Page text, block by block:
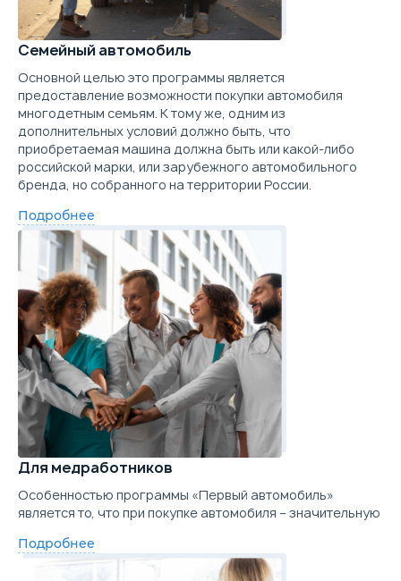
Trade-in
Семейный автомобиль
Основной целью это программы является
предоставление возможности покупки автомобиля
многодетным семьям. К тому же, одним из
дополнительных условий должно быть, что
приобретаемая машина должна быть или какой-либо
российской марки, или зарубежного автомобильного
бренда, но собранного на территории России.
Подробнее
Для медработников
Особенностью программы «Первый автомобиль»
является то, что при покупке автомобиля – значительную
Подробнее